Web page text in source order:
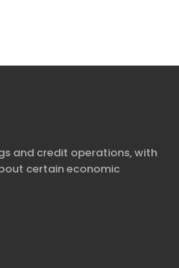
and credit operations, with
certain economic